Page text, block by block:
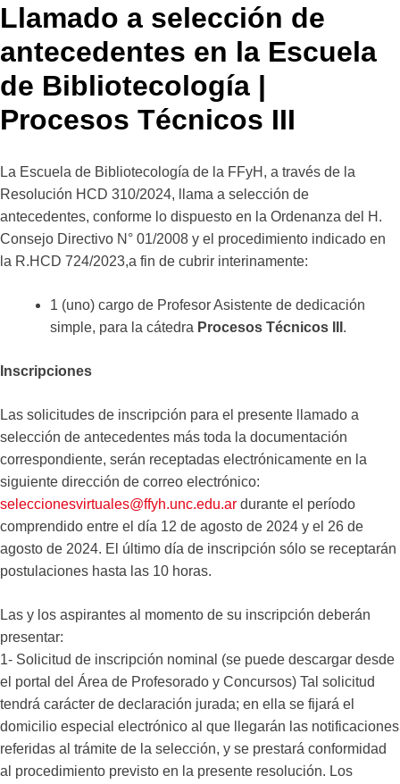
Llamado a selección de
antecedentes en la Escuela
de Bibliotecología |
Procesos Técnicos III
La Escuela de Bibliotecología de la FFyH, a través de la
Resolución HCD 310/2024, llama a selección de
antecedentes, conforme lo dispuesto en la Ordenanza del H.
Consejo Directivo N° 01/2008 y el procedimiento indicado en
la R.HCD 724/2023,a fin de cubrir interinamente:
1 (uno) cargo de Profesor Asistente de dedicación
simple, para la cátedra Procesos Técnicos III .
Inscripciones
Las solicitudes de inscripción para el presente llamado a
selección de antecedentes más toda la documentación
correspondiente, serán receptadas electrónicamente en la
siguiente dirección de correo electrónico:
seleccionesvirtuales@ffyh.unc.edu.ar durante el período
comprendido entre el día 12 de agosto de 2024 y el 26 de
agosto de 2024. El último día de inscripción sólo se receptarán
postulaciones hasta las 10 horas.
Las y los aspirantes al momento de su inscripción deberán
presentar:
1- Solicitud de inscripción nominal (se puede descargar desde
el portal del Área de Profesorado y Concursos) Tal solicitud
tendrá carácter de declaración jurada; en ella se fijará el
domicilio especial electrónico al que llegarán las notificaciones
referidas al trámite de la selección, y se prestará conformidad
al procedimiento previsto en la presente resolución. Los